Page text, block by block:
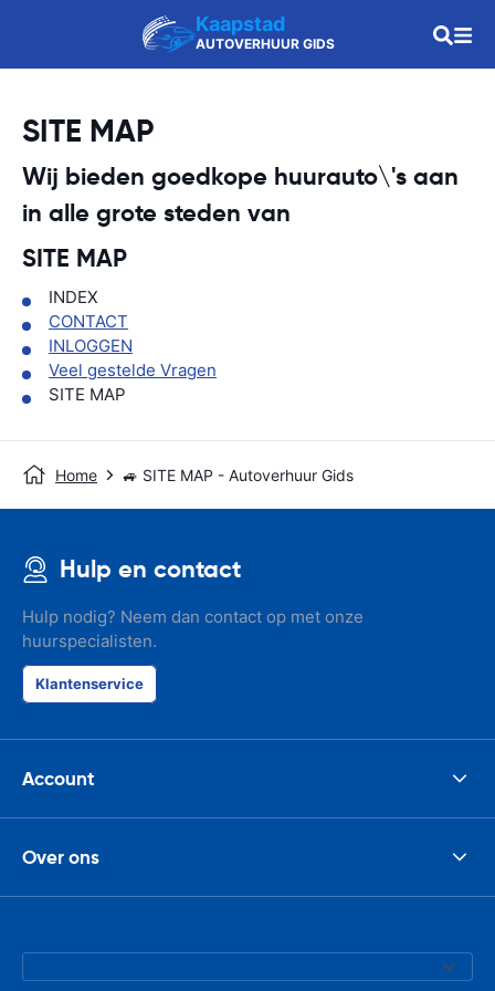
Kaapstad
AUTOVERHUUR GIDS
SITE MAP
Wij bieden goedkope huurauto\'s aan
in alle grote steden van
SITE MAP
INDEX
CONTACT
INLOGGEN
Veel gestelde Vragen
SITE MAP
Home 🚙 SITE MAP - Autoverhuur Gids
Hulp en contact
Hulp nodig? Neem dan contact op met onze
huurspecialisten.
Klantenservice
Account
Over ons